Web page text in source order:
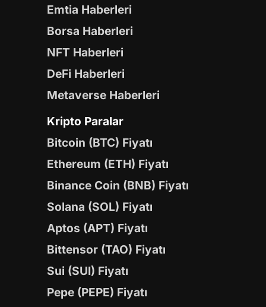
Emtia Haberleri
Borsa Haberleri
NFT Haberleri
DeFi Haberleri
Metaverse Haberleri
Kripto Paralar
Bitcoin (BTC) Fiyatı
Ethereum (ETH) Fiyatı
Binance Coin (BNB) Fiyatı
Solana (SOL) Fiyatı
Aptos (APT) Fiyatı
Bittensor (TAO) Fiyatı
Sui (SUI) Fiyatı
Pepe (PEPE) Fiyatı